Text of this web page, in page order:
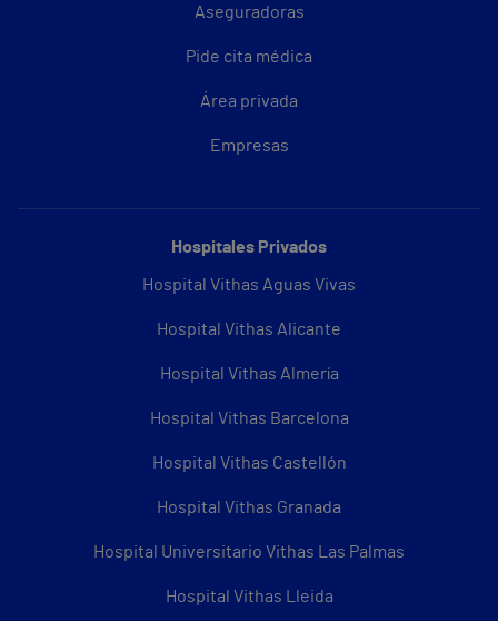
Aseguradoras
Pide cita médica
Área privada
Empresas
Hospitales Privados
Hospital Vithas Aguas Vivas
Hospital Vithas Alicante
Hospital Vithas Almería
Hospital Vithas Barcelona
Hospital Vithas Castellón
Hospital Vithas Granada
Hospital Universitario Vithas Las Palmas
Hospital Vithas Lleida